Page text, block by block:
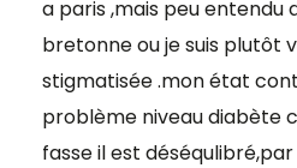
a paris ,mais peu entendu
bretonne ou je suis plutôt
stigmatisée .mon état
problème niveau diabète
fasse il est